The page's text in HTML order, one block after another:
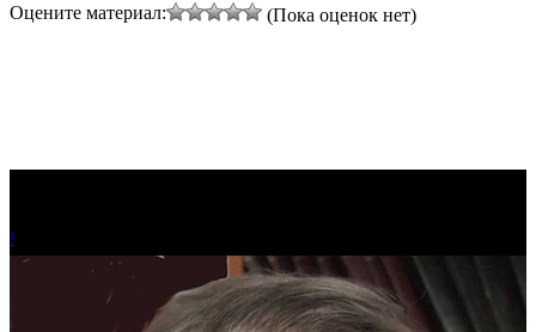
Оцените материал:
(Пока оценок нет)
!